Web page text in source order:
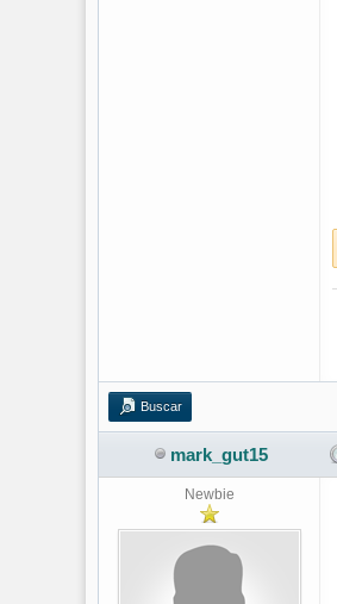
Buscar
mark_gut15
Newbie